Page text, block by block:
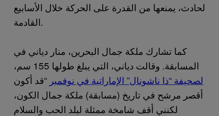
لحادث، يمنعها من القدرة على الحركة خلال الأسابيع
القادمة.
كما تشارك ملكة جمال البحرين، منار دياني في
المسابقة. وقالت دياني، التي يبلغ طولها 155 سم،
لصحيفة “ذا ناشونال” الإماراتية في نوفمبر “قد أكون
أقصر مرشح في تاريخ (مسابقة) ملكة جمال الكون،
لكنني أقف شامخة ممثلة لبلد الحب والسلام